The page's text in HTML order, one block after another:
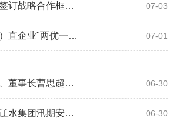
辽水集团与营口市签订战略合作框架协议 07-03
辽水集团在省（中）直企业"两优一先"表彰大会上荣获多项荣誉 07-01
辽水集团党委书记、董事长曹思超讲授树立和践行正确政绩观学习教育专题党课 06-30
省国资委检查指导辽水集团汛期安全环保工作 06-30